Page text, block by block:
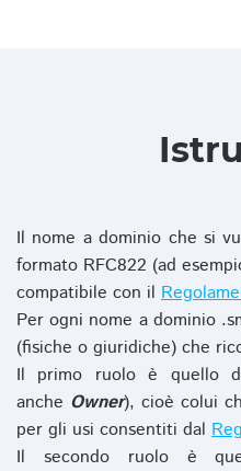
Il nome a dominio che si
formato RFC822 (ad
compatibile con il
Per ogni nome a dominio
(fisiche o giuridiche) che
Il primo ruolo è quello
anche Owner), cioè colui
per gli usi consentiti dal
Il secondo ruolo è